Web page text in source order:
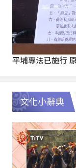
平埔專法已施行
文化小辭典